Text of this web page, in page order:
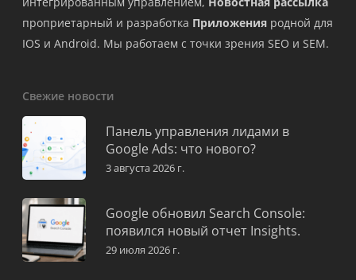
проприетарный и разработка Приложения родной для
IOS и Android. Мы работаем с точки зрения SEO и SEM.
Свежие новости
Панель управления лидами в
Google Ads: что нового?
3 августа 2026 г.
Google обновил Search Console:
появился новый отчет Insights.
29 июля 2026 г.